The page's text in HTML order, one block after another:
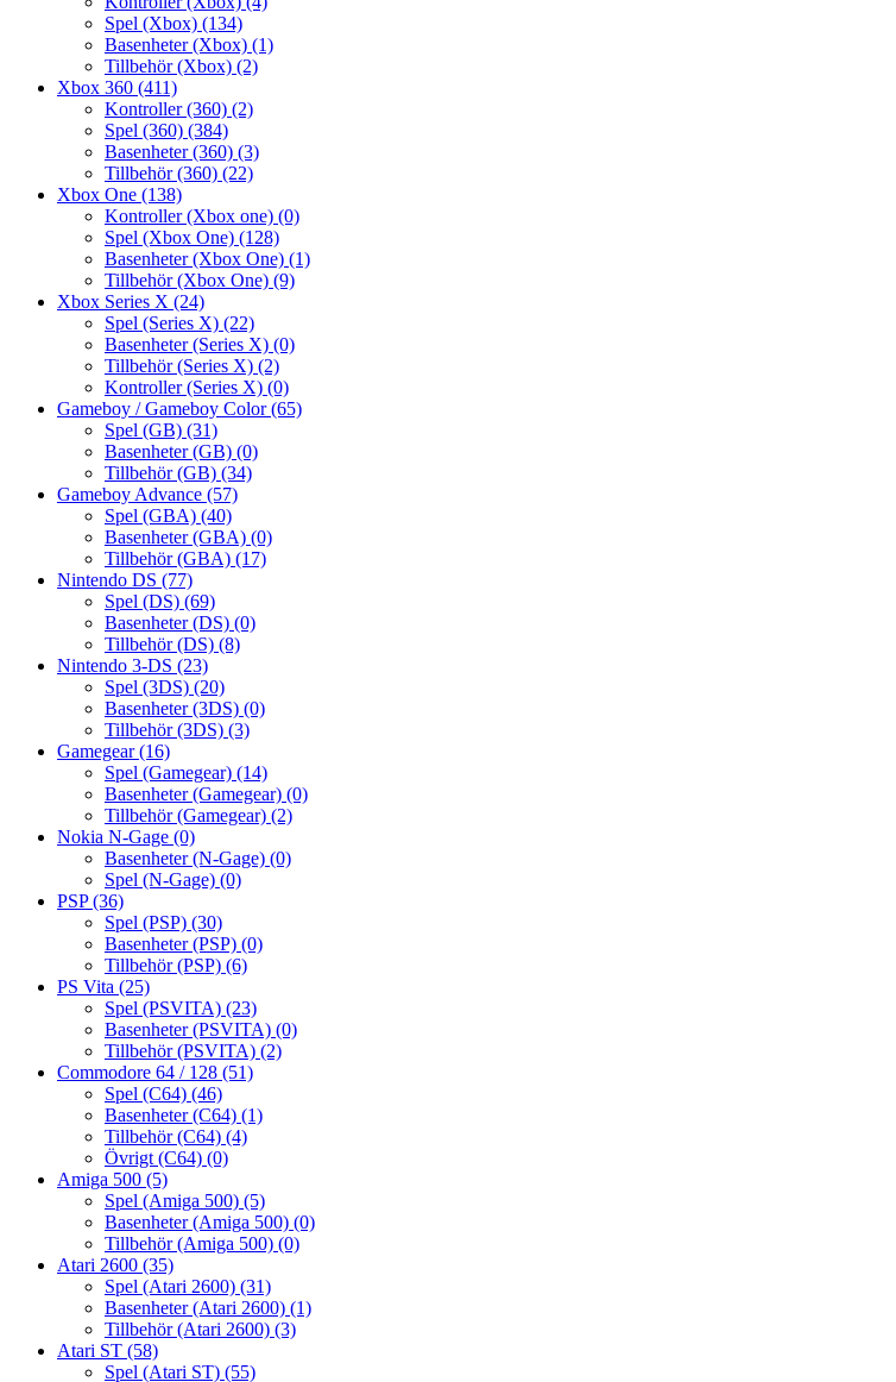
Spel (Xbox) (134)
Basenheter (Xbox) (1)
Tillbehör (Xbox) (2)
Xbox 360 (411)
Kontroller (360) (2)
Spel (360) (384)
Basenheter (360) (3)
Tillbehör (360) (22)
Xbox One (138)
Kontroller (Xbox one) (0)
Spel (Xbox One) (128)
Basenheter (Xbox One) (1)
Tillbehör (Xbox One) (9)
Xbox Series X (24)
Spel (Series X) (22)
Basenheter (Series X) (0)
Tillbehör (Series X) (2)
Kontroller (Series X) (0)
Gameboy / Gameboy Color(65)
Spel (GB) (31)
Basenheter (GB) (0)
Tillbehör (GB) (34)
Gameboy Advance (57)
Spel (GBA) (40)
Basenheter (GBA) (0)
Tillbehör (GBA) (17)
Nintendo DS (77)
Spel (DS) (69)
Basenheter (DS) (0)
Tillbehör (DS) (8)
Nintendo 3-DS (23)
Spel (3DS) (20)
Basenheter (3DS) (0)
Tillbehör (3DS) (3)
Gamegear(16)
Spel (Gamegear) (14)
Basenheter (Gamegear) (0)
Tillbehör (Gamegear) (2)
Nokia N-Gage (0)
Basenheter (N-Gage) (0)
Spel (N-Gage) (0)
PSP(36)
Spel (PSP) (30)
Basenheter (PSP) (0)
Tillbehör (PSP) (6)
PS Vita (25)
Spel (PSVITA) (23)
Basenheter (PSVITA) (0)
Tillbehör (PSVITA) (2)
Commodore 64 / 128 (51)
Spel (C64) (46)
Basenheter (C64) (1)
Tillbehör (C64) (4)
Övrigt (C64) (0)
Amiga 500 (5)
Spel (Amiga 500) (5)
Basenheter (Amiga 500) (0)
Tillbehör (Amiga 500) (0)
Atari 2600 (35)
Spel (Atari 2600) (31)
Basenheter (Atari 2600) (1)
Tillbehör (Atari 2600) (3)
Atari ST (58)
Spel (Atari ST) (55)